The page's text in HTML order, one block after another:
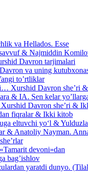
va Hellados. Esse
& Najmiddin
Davron tarjimalari
va uning
to’rtliklar
Xurshid Davron she’ri &
& IA. Sen kelar
Davron she’ri &
fiqralar & Ikki kitob
eltuvchi yo‘l &
& Anatoliy Nayman.
devoni»dan
bag’ishlov
yaratdi dunyo.